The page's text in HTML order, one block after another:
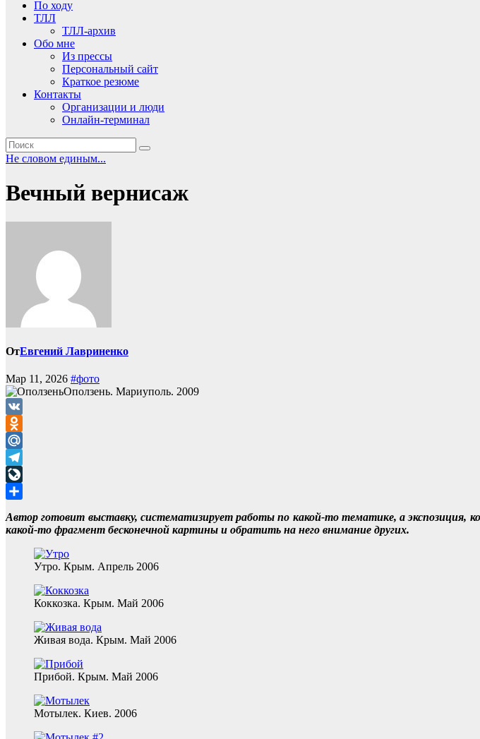
По ходу
ТЛЛ
ТЛЛ-архив
Обо мне
Из прессы
Персональный сайт
Краткое резюме
Контакты
Организации и люди
Онлайн-терминал
Не словом единым...
Вечный вернисаж
ОтЕвгений Лавриненко
Мар 11, 2026 #фото
Оползень. Мариуполь. 2009
VK
Odnoklassniki
Mail.Ru
Telegram
LiveJournal
Автор готовит выставку, систематизирует работы по какой-то тематике, а
какой-то фрагмент бесконечной картины и обратить на него внимание других.
Утро. Крым. Апрель 2006
Коккозка. Крым. Май 2006
Живая вода. Крым. Май 2006
Прибой. Крым. Май 2006
Мотылек. Киев. 2006